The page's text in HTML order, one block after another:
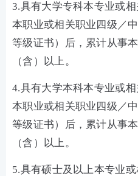
3.具有大学专科本专业或
本职业或相关职业四级／
等级证书）后，累计从事
（含）以上。
4.具有大学本科本专业或
本职业或相关职业四级／
等级证书）后，累计从事
（含）以上。
5.具有硕士及以上本专业